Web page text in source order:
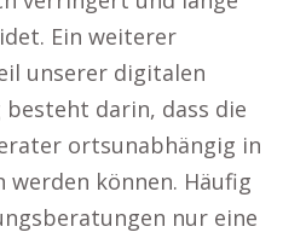
Ein weiterer
unserer digitalen
darin, dass die
ortsunabhängig in
werden können. Häufig
nur eine